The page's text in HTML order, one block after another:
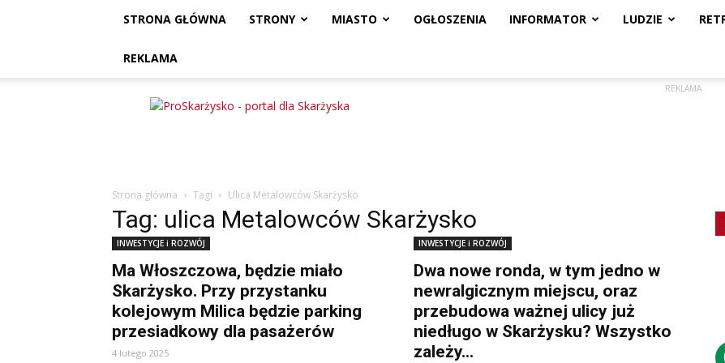
STRONA GŁÓWNA STRONY MIASTO OGŁOSZENIA INFORMATOR LUDZIE
REKLAMA
ProSkarżysko
REKLAMA
Strona główna Tagi Ulica Metalowców Skarżysko
Tag: ulica Metalowców Skarżysko
INWESTYCJE i ROZWÓJ
Ma Włoszczowa, będzie miało
Skarżysko. Przy przystanku
kolejowym Milica będzie parking
przesiadkowy dla pasażerów
4 lutego 2025
INWESTYCJE i ROZWÓJ
Dwa nowe ronda, w tym jedno w
newralgicznym miejscu, oraz
przebudowa ważnej ulicy już
niedługo w Skarżysku? Wszystko
zależy...